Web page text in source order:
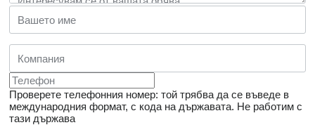
Проверете телефонния номер: той трябва да се въведе в
международния формат, с кода на държавата. Не работим с
тази държава